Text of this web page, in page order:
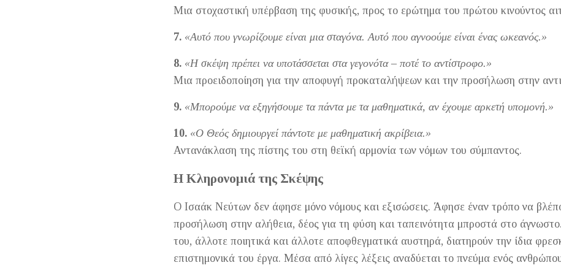
Μια στοχαστική υπέρβαση της φυσικής, προς το ερώτημα του πρώτου κινούντος
7. «Αυτό που γνωρίζουμε είναι μια σταγόνα. Αυτό που αγνοούμε είναι ένας ωκεανός.»
8. «Η σκέψη πρέπει να υποτάσσεται στα γεγονότα – ποτέ το αντίστροφο.»
Μια προειδοποίηση για την αποφυγή προκαταλήψεων και την προσήλωση στην
9. «Μπορούμε να εξηγήσουμε τα πάντα με τα μαθηματικά, αν έχουμε αρκετή υπομονή.»
10. «Ο Θεός δημιουργεί πάντοτε με μαθηματική ακρίβεια.»
Αντανάκλαση της πίστης του στη θεϊκή αρμονία των νόμων του σύμπαντος.
Η Κληρονομιά της Σκέψης
Ο Ισαάκ Νεύτων δεν άφησε μόνο νόμους και εξισώσεις. Άφησε έναν τρόπο να
προσήλωση στην αλήθεια, δέος για τη φύση και ταπεινότητα μπροστά στο
του, άλλοτε ποιητικά και άλλοτε αποφθεγματικά αυστηρά, διατηρούν την ίδια
επιστημονικά του έργα. Μέσα από λίγες λέξεις αναδύεται το πνεύμα ενός